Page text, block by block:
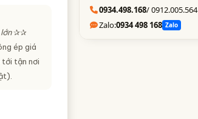
lớn✰✰
ép giá
tới tận nơi
0934.498.168/ 0912.005.564
Zalo:0934 498 168 Zalo